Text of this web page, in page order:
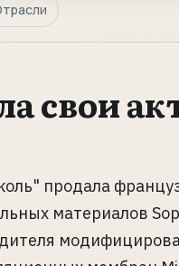
свои
продала
материалов